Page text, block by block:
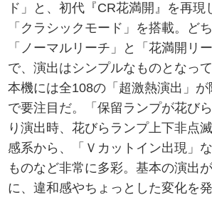
ド」と、初代『CR花満開』を再現
「クラシックモード」を搭載。ど
「ノーマルリーチ」と「花満開リ
で、演出はシンプルなものとなっ
本機には全108の「超激熱演出」
で要注目だ。「保留ランプが花び
り演出時、花びらランプ上下非点
感系から、「Ｖカットイン出現」
ものなど非常に多彩。基本の演出
に、違和感やちょっとした変化を